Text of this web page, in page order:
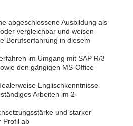
abgeschlossene Ausbildung als
vergleichbar und weisen
Berufserfahrung in diesem
im Umgang mit SAP R/3
den gängigen MS-Office
Englischkenntnisse
Arbeiten im 2-
und starker
Profil ab